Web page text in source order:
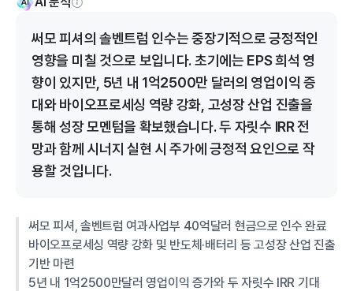
써모 피셔의 솔벤트럼 인수는 중장기적으로 긍정적인
영향을 미칠 것으로 보입니다. 초기에는 EPS 희석 영
향이 있지만, 5년 내 1억2500만 달러의 영업이익 증
대와 바이오프로세싱 역량 강화, 고성장 산업 진출을
통해 성장 모멘텀을 확보했습니다. 두 자릿수 IRR 전
망과 함께 시너지 실현 시 주가에 긍정적 요인으로 작
용할 것입니다.
써모 피셔, 솔벤트럼 여과사업부 40억달러 현금으로 인수 완료
바이오프로세싱 역량 강화 및 반도체·배터리 등 고성장 산업 진출
기반 마련
5년 내 1억2500만달러 영업이익 증가와 두 자릿수 IRR 기대